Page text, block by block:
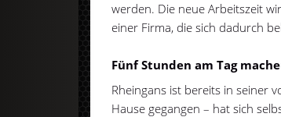
werden. Die neue Arbeitszeit
einer Firma, die sich dadurch
Fünf Stunden am Tag
Rheingans ist bereits in seiner
Hause gegangen – hat sich